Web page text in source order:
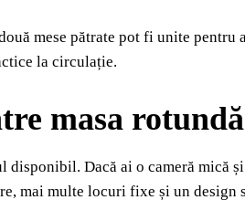
mese pătrate pot fi unite
la circulație.
masa
Dacă ai o cameră mică
mai multe locuri fixe și un design